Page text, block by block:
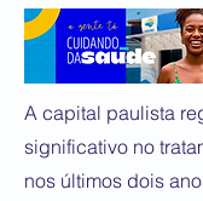
A capital paulista
significativo no
nos últimos dois